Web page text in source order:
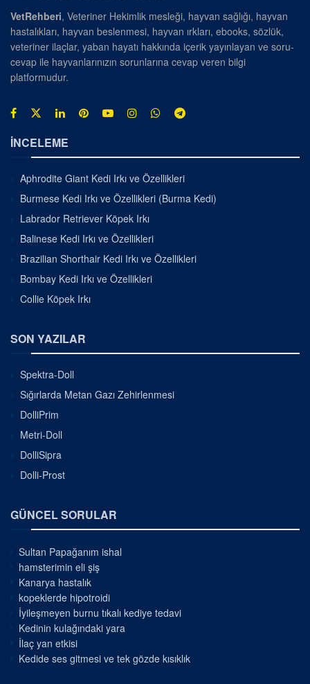
VetRehberi, Veteriner Hekimlik mesleği, hayvan sağlığı, hayvan
hastalıkları, hayvan beslenmesi, hayvan ırkları, ebooks, sözlük,
veteriner ilaçlar, yaban hayatı hakkında içerik yayınlayan ve soru-
cevap ile hayvanlarınızın sorunlarına cevap veren bilgi
platformudur.
İNCELEME
Aphrodite Giant Kedi Irkı ve Özellikleri
Burmese Kedi Irkı ve Özellikleri (Burma Kedi)
Labrador Retriever Köpek Irkı
Balinese Kedi Irkı ve Özellikleri
Brazilian Shorthair Kedi Irkı ve Özellikleri
Bombay Kedi Irkı ve Özellikleri
Collie Köpek Irkı
SON YAZILAR
Spektra-Doll
Sığırlarda Metan Gazı Zehirlenmesi
DolliPrim
Metri-Doll
DolliSipra
Dolli-Prost
GÜNCEL SORULAR
Sultan Papağanım ishal
hamsterimin eli şiş
Kanarya hastalık
kopeklerde hipotroidi
İyileşmeyen burnu tıkalı kediye tedavi
Kedinin kulağındaki yara
İlaç yan etkisi
Kedide ses gitmesi ve tek gözde kısıklık